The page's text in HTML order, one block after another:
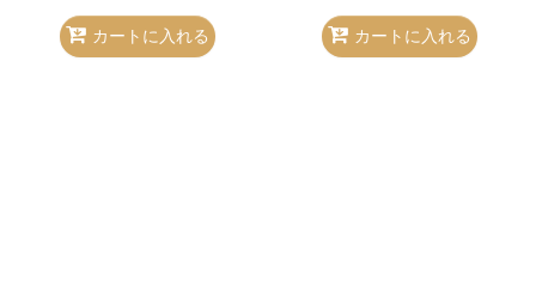
カートに入れる カートに入れる